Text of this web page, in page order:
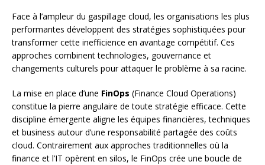
Face à l’ampleur du gaspillage cloud, les organisations les plus
performantes développent des stratégies sophistiquées pour
transformer cette inefficience en avantage compétitif. Ces
approches combinent technologies, gouvernance et
changements culturels pour attaquer le problème à sa racine.
La mise en place d’une FinOps (Finance Cloud Operations)
constitue la pierre angulaire de toute stratégie efficace. Cette
discipline émergente aligne les équipes financières, techniques
et business autour d’une responsabilité partagée des coûts
cloud. Contrairement aux approches traditionnelles où la
finance et l’IT opèrent en silos, le FinOps crée une boucle de